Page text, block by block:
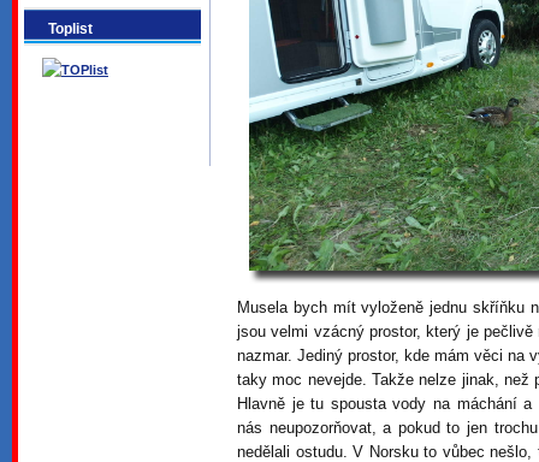
Toplist
Musela bych mít vyloženě jednu skříňku
jsou velmi vzácný prostor, který je
nazmar. Jediný prostor, kde mám věci na
taky moc nevejde. Takže nelze jinak,
Hlavně je tu spousta vody na máchání
nás neupozorňovat, a pokud to jen
nedělali ostudu. V Norsku to vůbec